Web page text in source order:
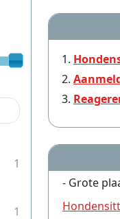
- Grote
1
1